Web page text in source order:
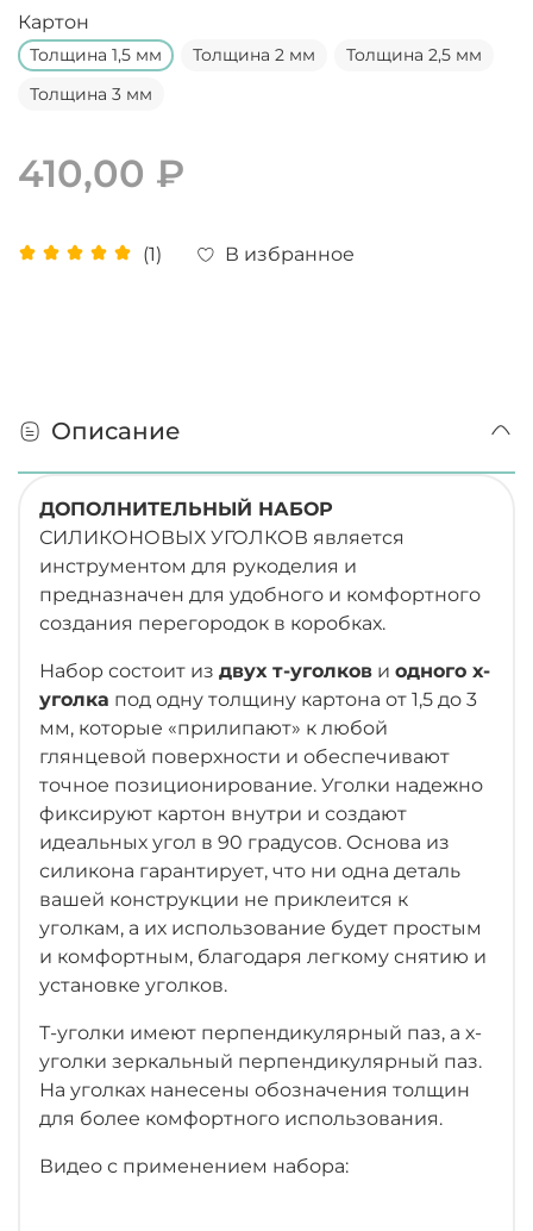
(1) В избранное
Картон
Толщина 1,5 мм Толщина 2 мм
Толщина 2,5 мм
Толщина 3 мм
410,00 ₽
Описание
ДОПОЛНИТЕЛЬНЫЙ НАБОР
СИЛИКОНОВЫХ УГОЛКОВ является
инструментом для рукоделия и
предназначен для удобного и комфортного
создания перегородок в коробках.
Набор состоит из двух т-уголков и одного х-
уголка под одну толщину картона от 1,5 до 3
мм, которые «прилипают» к любой
глянцевой поверхности и обеспечивают
точное позиционирование. Уголки надежно
фиксируют картон внутри и создают
идеальных угол в 90 градусов. Основа из
силикона гарантирует, что ни одна деталь
вашей конструкции не приклеится к
уголкам, а их использование будет простым
и комфортным, благодаря легкому снятию и
установке уголков.
Т-уголки имеют перпендикулярный паз, а х-
уголки зеркальный перпендикулярный паз.
На уголках нанесены обозначения толщин
для более комфортного использования.
Видео с применением набора: